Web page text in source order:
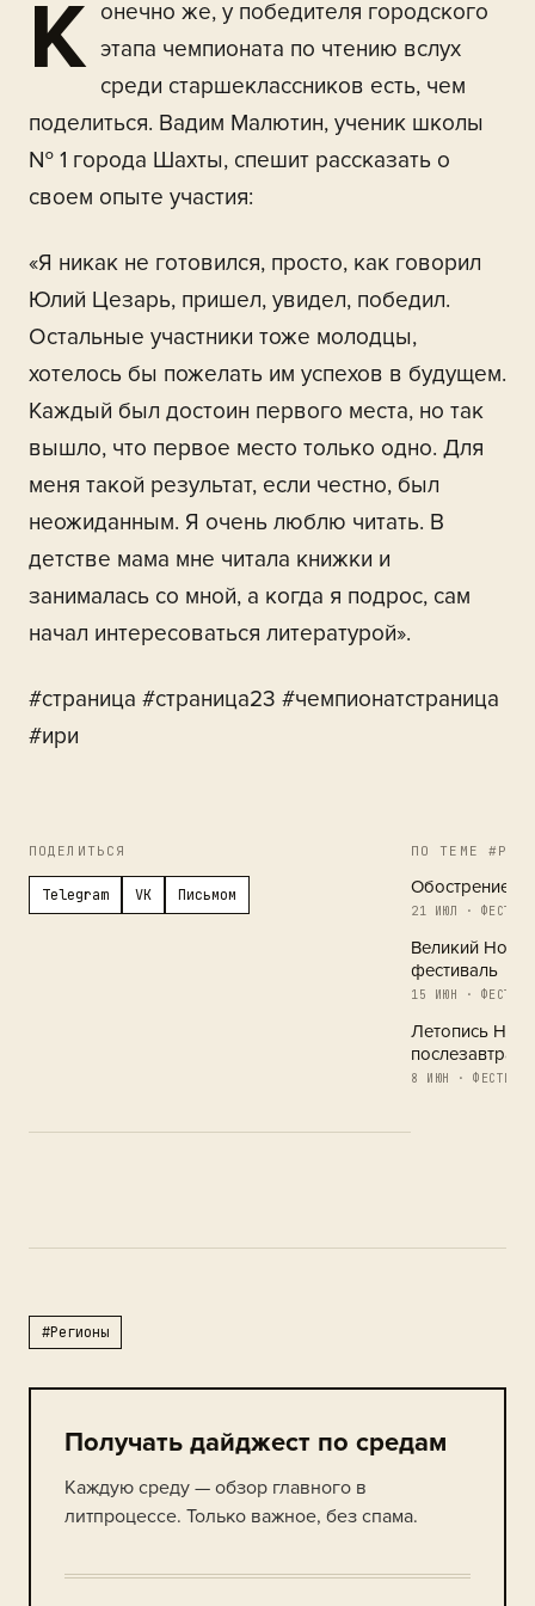
К онечно же, у победителя городского
этапа чемпионата по чтению вслух
среди старшеклассников есть, чем
поделиться. Вадим Малютин, ученик школы
№ 1 города Шахты, спешит рассказать о
своем опыте участия:
«Я никак не готовился, просто, как говорил
Юлий Цезарь, пришел, увидел, победил.
Остальные участники тоже молодцы,
хотелось бы пожелать им успехов в будущем.
Каждый был достоин первого места, но так
вышло, что первое место только одно. Для
меня такой результат, если честно, был
неожиданным. Я очень люблю читать. В
детстве мама мне читала книжки и
занималась со мной, а когда я подрос, сам
начал интересоваться литературой».
#страница #страница23 #чемпионатстраница
#ири
ПОДЕЛИТЬСЯ
Telegram VK Письмом
ПО ТЕМЕ
Обострение в
21 ИЮЛ ·
Великий
фестиваль
15 ИЮН ·
Летопись
послезавтра
8 ИЮН ·
#Регионы
Получать дайджест по средам
Каждую среду — обзор главного в
литпроцессе. Только важное, без спама.